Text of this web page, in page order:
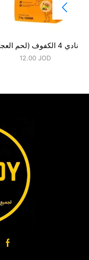
نادي 4 الكفوف (لحم العجل)
12.00JOD